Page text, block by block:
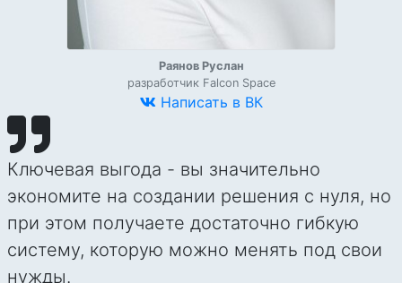
Раянов Руслан
разработчик Falcon Space
Написать в ВК
Ключевая выгода - вы значительно
экономите на создании решения с нуля, но
при этом получаете достаточно гибкую
систему, которую можно менять под свои
нужды.